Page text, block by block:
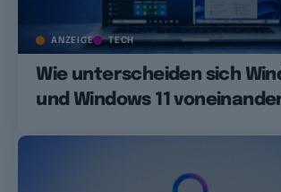
ANZEIGE TECH
Wie unterscheiden sich
und Windows 11